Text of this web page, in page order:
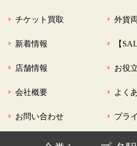
チケット買取 外貨
新着情報 【
店舗情報 お役
会社概要 よく
お問い合わせ プラ